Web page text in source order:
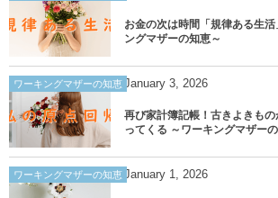
お金の次は時間「規律ある生
ングマザーの知恵～
ワーキングマザーの知恵 January 3 2026
再び家計簿記帳！古きよきも
ってくる ～ワーキングマザー
ワーキングマザーの知恵 January 1 2026